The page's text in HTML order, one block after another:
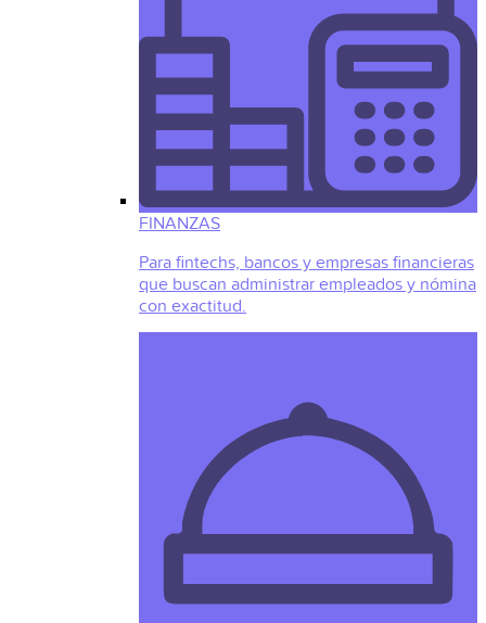
FINANZAS
Para fintechs, bancos y empresas financieras
que buscan administrar empleados y nómina
con exactitud.